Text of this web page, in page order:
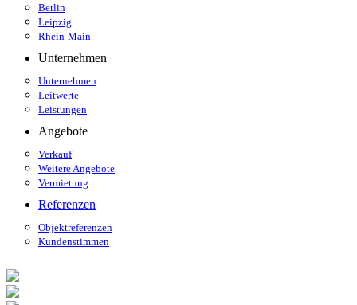
Berlin
Leipzig
Rhein-Main
Unternehmen
Unternehmen
Leitwerte
Leistungen
Angebote
Verkauf
Weitere Angebote
Vermietung
Referenzen
Objektreferenzen
Kundenstimmen